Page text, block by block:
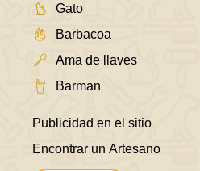
Gato
Barbacoa
Ama de llaves
Barman
Publicidad en el sitio
Encontrar un Artesano